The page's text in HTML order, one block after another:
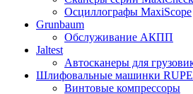
Осциллографы MaxiScope
Grunbaum
Обслуживание АКПП
Jaltest
Автосканеры для
Шлифовальные машинки
Винтовые компрессоры